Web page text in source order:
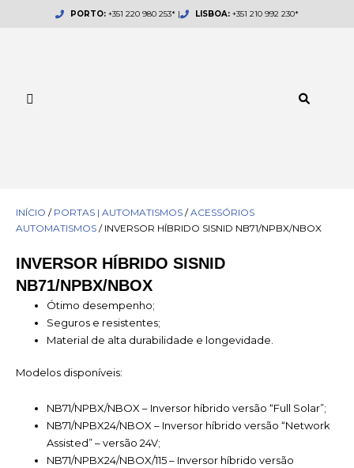
PORTO: +351 220 980 253* | LISBOA:+351 210 992 230*
INÍCIO / PORTAS | AUTOMATISMOS /ACESSÓRIOS
AUTOMATISMOS / INVERSOR HÍBRIDO SISNID NB71/NPBX/NBOX
INVERSOR HÍBRIDO SISNID
NB71/NPBX/NBOX
Ótimo desempenho;
Seguros e resistentes;
Material de alta durabilidade e longevidade.
Modelos disponíveis:
NB71/NPBX/NBOX – Inversor híbrido versão “Full Solar”;
NB71/NPBX24/NBOX – Inversor híbrido versão “Network
Assisted” – versão 24V;
NB71/NPBX24/NBOX/115 – Inversor híbrido versão